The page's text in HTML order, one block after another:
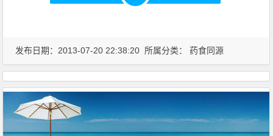
发布日期：2013-07-20 22:38:20 所属分类： 药食同源